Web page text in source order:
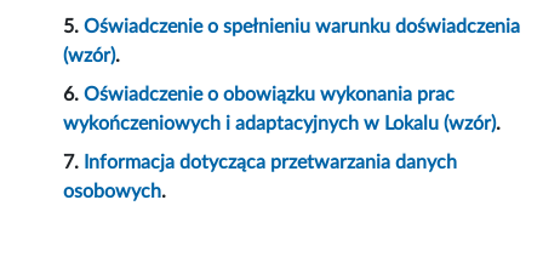
5.Oświadczenie o spełnieniu warunku doświadczenia
(wzór).
6.Oświadczenie o obowiązku wykonania prac
wykończeniowych i adaptacyjnych w Lokalu (wzór).
7. Informacja dotycząca przetwarzania danych
osobowych.